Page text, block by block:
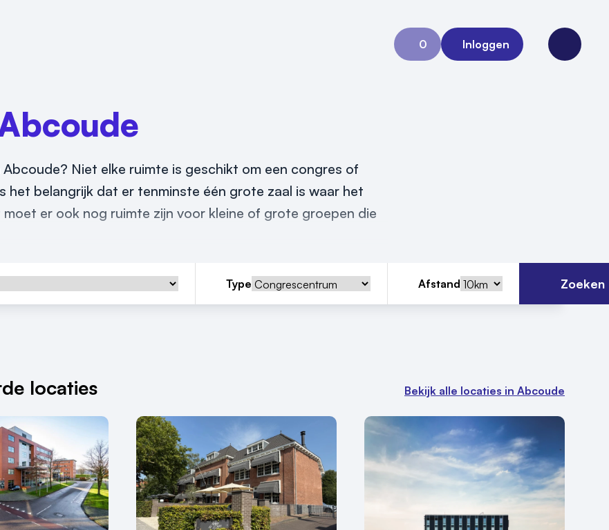
0
Aanvraag 0
Inloggen
Open
Niet elke ruimte is geschikt om een congres of
het belangrijk dat er tenminste één grote zaal is waar het
er ook nog ruimte zijn voor kleine of grote groepen die
Type Afstand Zoeken
locaties Bekijk alle locaties in Abcoude